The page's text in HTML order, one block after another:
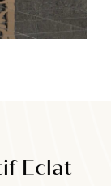
Eclat